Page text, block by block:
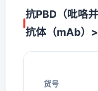
抗PBD（吡咯
抗体（mAb）>
货号